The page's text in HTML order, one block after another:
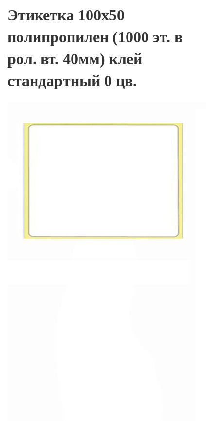
Этикетка 100х50
полипропилен (1000 эт. в
рол. вт. 40мм) клей
стандартный 0 цв.